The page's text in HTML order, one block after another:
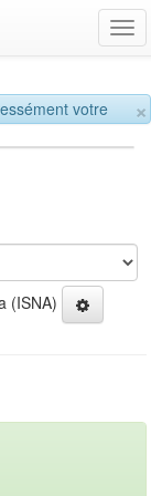
×
votre
(ISNA)